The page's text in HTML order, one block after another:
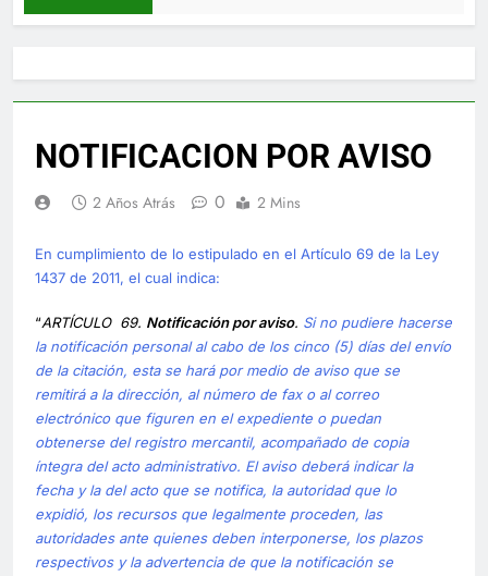
NOTIFICACION POR AVISO
2 Años Atrás 0 2 Mins
En cumplimiento de lo estipulado en el Artículo 69 de la Ley
1437 de 2011, el cual indica:
“ARTÍCULO 69. Notificación por aviso. Si no pudiere hacerse
la notificación personal al cabo de los cinco (5) días del envío
de la citación, esta se hará por medio de aviso que se
remitirá a la dirección, al número de fax o al correo
electrónico que figuren en el expediente o puedan
obtenerse del registro mercantil, acompañado de copia
íntegra del acto administrativo. El aviso deberá indicar la
fecha y la del acto que se notifica, la autoridad que lo
expidió, los recursos que legalmente proceden, las
autoridades ante quienes deben interponerse, los plazos
respectivos y la advertencia de que la notificación se